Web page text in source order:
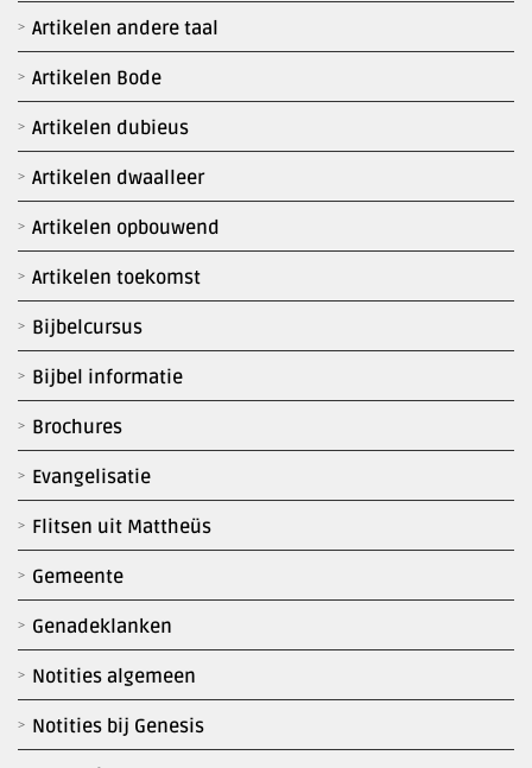
Artikelen andere taal
Artikelen Bode
Artikelen dubieus
Artikelen dwaalleer
Artikelen opbouwend
Artikelen toekomst
Bijbelcursus
Bijbel informatie
Brochures
Evangelisatie
Flitsen uit Mattheüs
Gemeente
Genadeklanken
Notities algemeen
Notities bij Genesis